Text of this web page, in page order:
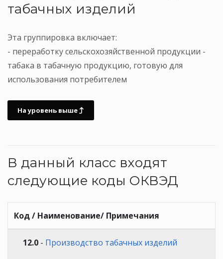
табачных изделий
Эта группировка включает:
- переработку сельскохозяйственной продукции -
табака в табачную продукцию, готовую для
использования потребителем
На уровень выше
В данный класс входят
следующие коды ОКВЭД
Код / Наименование/ Примечания
12.0 - Производство табачных изделий